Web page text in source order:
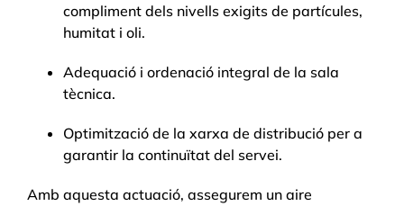
compliment dels nivells exigits de partícules,
humitat i oli.
Adequació i ordenació integral de la sala
tècnica.
Optimització de la xarxa de distribució per a
garantir la continuïtat del servei.
Amb aquesta actuació, assegurem un aire